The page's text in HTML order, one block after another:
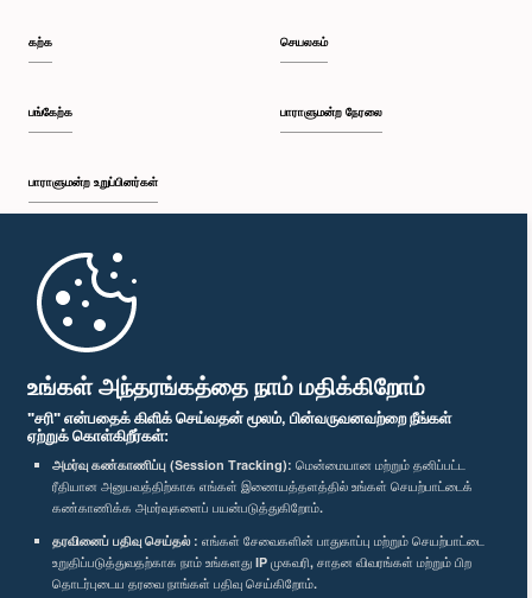
உங்கள் அந்தரங்கத்தை நாம் மதிக்கிறோம்
"சரி" என்பதைக் கிளிக் செய்வதன் மூலம், பின்வருவனவற்றை நீங்கள்
ஏற்றுக் கொள்கிறீர்கள்:
அமர்வு கண்காணிப்பு (Session Tracking): மென்மையான மற்றும் தனிப்பட்ட
ரீதியான அனுபவத்திற்காக எங்கள் இணையத்தளத்தில் உங்கள் செயற்பாட்டைக்
கண்காணிக்க அமர்வுகளைப் பயன்படுத்துகிறோம்.
தரவினைப் பதிவு செய்தல் : எங்கள் சேவைகளின் பாதுகாப்பு மற்றும் செயற்பாட்டை
உறுதிப்படுத்துவதற்காக நாம் உங்களது IP முகவரி, சாதன விவரங்கள் மற்றும் பிற
தொடர்புடைய தரவை நாங்கள் பதிவு செய்கிறோம்.
கற்க
பங்கேற்க
பாராளுமன்ற உறுப்பினர்கள்
முதற்பக்கம்
செயலகம்
பாராளுமன்ற நேரலை
பாராளுமன்ற கையடக்க செயலி
எம்மை பின்தொடர்க :
விருதுகள்